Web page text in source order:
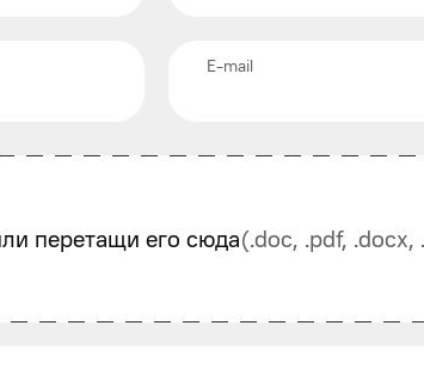
E-mail
перетащи его сюда(.doc, .pdf,